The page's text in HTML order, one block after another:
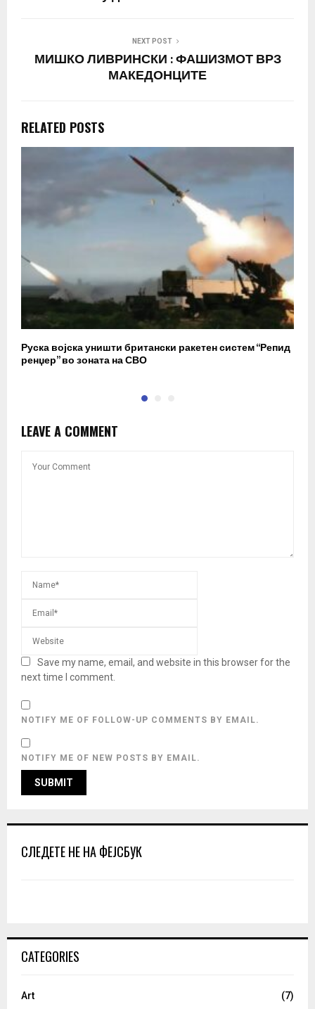
NEXT POST
МИШКО ЛИВРИНСКИ : ФАШИЗМОТ ВРЗ
МАКЕДОНЦИТЕ
RELATED POSTS
Руска војска уништи британски ракетен систем “Репид
ренџер” во зоната на СВО
LEAVE A COMMENT
Save my name, email, and website in this browser for the
next time I comment.
NOTIFY ME OF FOLLOW-UP COMMENTS BY EMAIL.
NOTIFY ME OF NEW POSTS BY EMAIL.
СЛЕДЕТЕ НЕ НА ФЕЈСБУК
CATEGORIES
Art
(7)